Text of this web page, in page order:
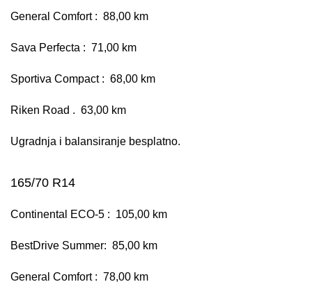
General Comfort : 88,00 km
Sava Perfecta : 71,00 km
Sportiva Compact : 68,00 km
Riken Road . 63,00 km
Ugradnja i balansiranje besplatno.
165/70 R14
Continental ECO-5 : 105,00 km
BestDrive Summer: 85,00 km
General Comfort : 78,00 km